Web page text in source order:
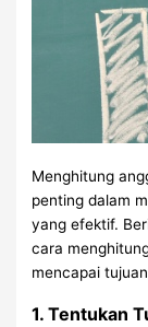
Menghitung
penting dalam
yang efektif.
cara
mencapai
1. Tentukan